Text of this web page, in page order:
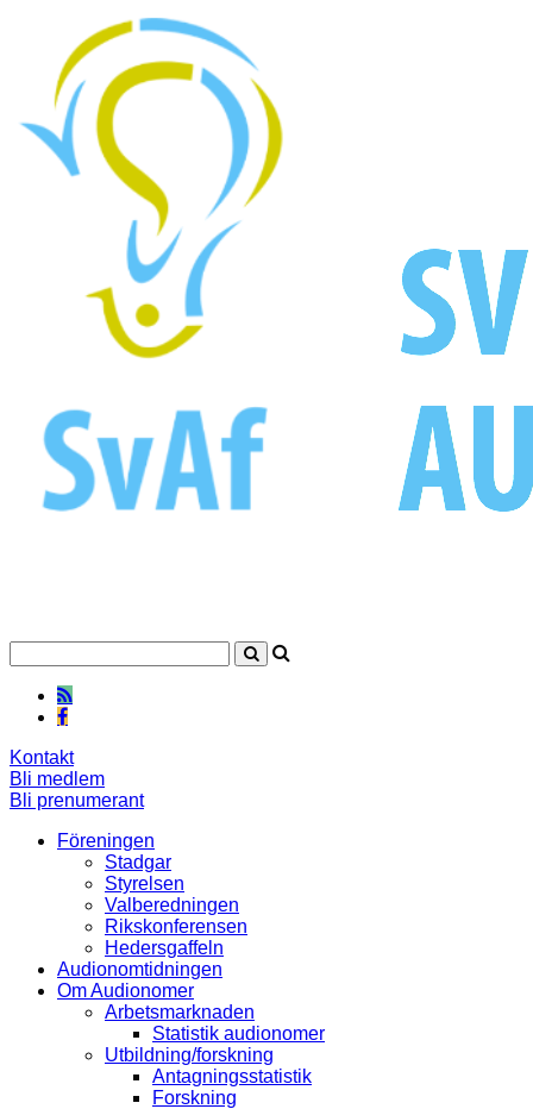
Kontakt
Bli medlem
Bli prenumerant
Föreningen
Stadgar
Styrelsen
Valberedningen
Rikskonferensen
Hedersgaffeln
Audionomtidningen
Om Audionomer
Arbetsmarknaden
Statistik audionomer
Utbildning/forskning
Antagningsstatistik
Forskning